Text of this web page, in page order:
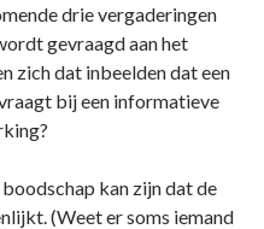
drie vergaderingen
gevraagd aan het
zich dat inbeelden dat een
bij een informatieve
kan zijn dat de
(Weet er soms iemand